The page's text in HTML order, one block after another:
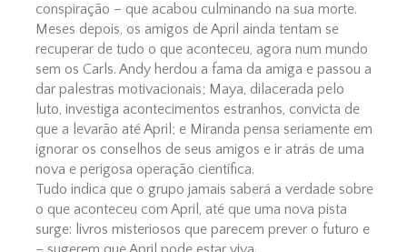
conspiração – que acabou culminando na sua morte.
Meses depois, os amigos de April ainda tentam se
recuperar de tudo o que aconteceu, agora num mundo
sem os Carls. Andy herdou a fama da amiga e passou a
dar palestras motivacionais; Maya, dilacerada pelo
luto, investiga acontecimentos estranhos, convicta de
que a levarão até April; e Miranda pensa seriamente em
ignorar os conselhos de seus amigos e ir atrás de uma
nova e perigosa operação científica.
Tudo indica que o grupo jamais saberá a verdade sobre
o que aconteceu com April, até que uma nova pista
surge: livros misteriosos que parecem prever o futuro e